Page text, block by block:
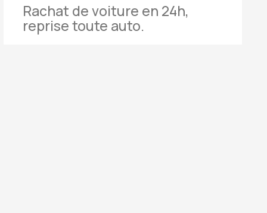
Rachat de voiture en 24h,
reprise toute auto.